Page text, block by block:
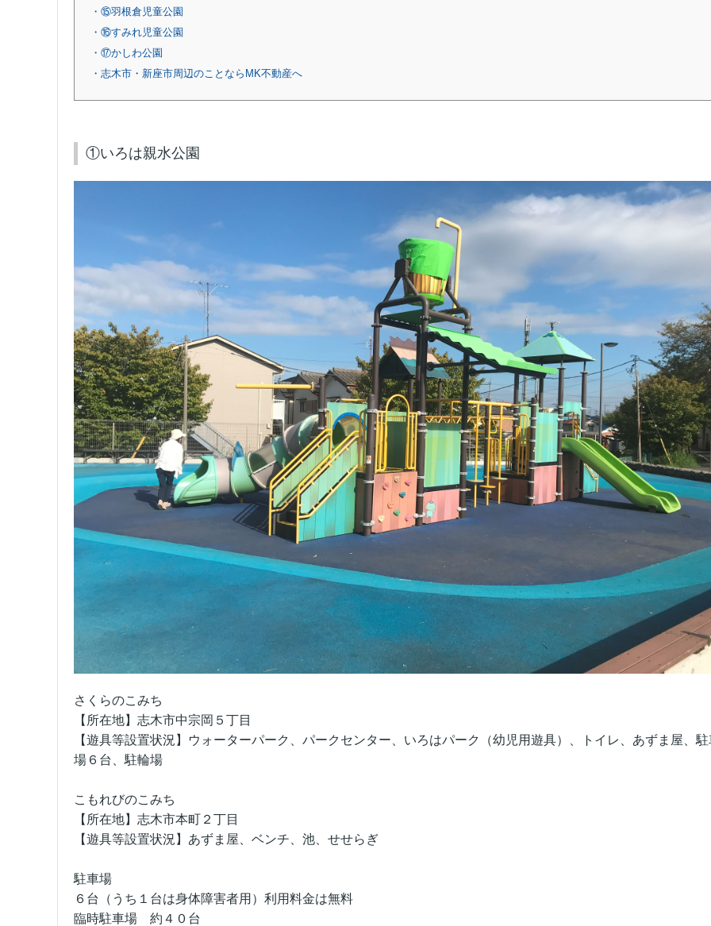
・⑮羽根倉児童公園
・⑯すみれ児童公園
・⑰かしわ公園
・志木市・新座市周辺のことならMK不動産へ
①いろは親水公園
さくらのこみち
【所在地】志木市中宗岡５丁目
【遊具等設置状況】ウォーターパーク、パークセンター、いろはパーク（幼児用遊具）、トイレ、あずま屋、駐
場６台、駐輪場
こもれびのこみち
【所在地】志木市本町２丁目
【遊具等設置状況】あずま屋、ベンチ、池、せせらぎ
駐車場
６台（うち１台は身体障害者用）利用料金は無料
臨時駐車場 約４０台